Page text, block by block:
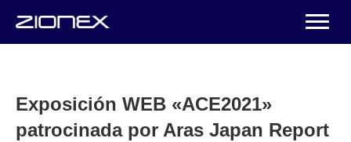
Exposición WEB «ACE2021»
patrocinada por Aras Japan Report